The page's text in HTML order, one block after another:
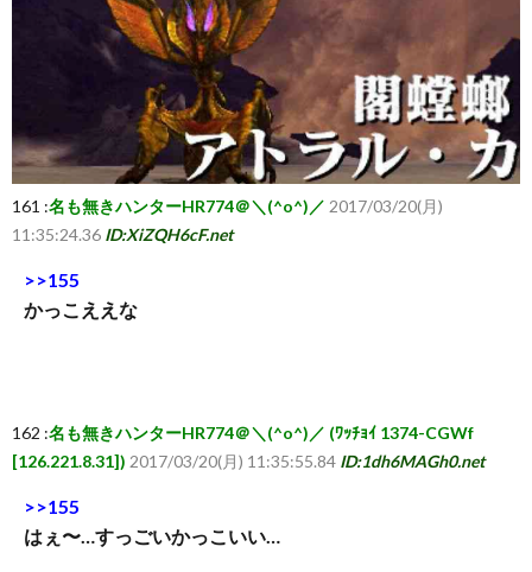
161 :名も無きハンターHR774＠＼(^o^)／ 2017/03/20(月)
11:35:24.36 ID:XiZQH6cF.net
>>155
かっこええな
162 :名も無きハンターHR774＠＼(^o^)／ (ﾜｯﾁｮｲ 1374-CGWf
[126.221.8.31]) 2017/03/20(月) 11:35:55.84 ID:1dh6MAGh0.net
>>155
はぇ〜…すっごいかっこいい…